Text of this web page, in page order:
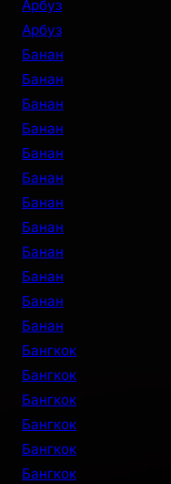
Арбуз
Арбуз
Банан
Банан
Банан
Банан
Банан
Банан
Банан
Банан
Банан
Банан
Банан
Банан
Бангкок
Бангкок
Бангкок
Бангкок
Бангкок
Бангкок